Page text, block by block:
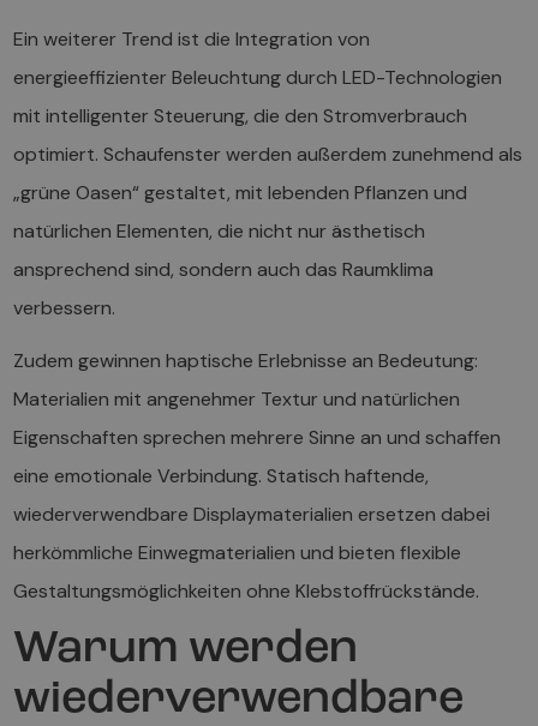
Ein weiterer Trend ist die Integration von
energieeffizienter Beleuchtung durch LED-Technologien
mit intelligenter Steuerung, die den Stromverbrauch
optimiert. Schaufenster werden außerdem zunehmend als
„grüne Oasen“ gestaltet, mit lebenden Pflanzen und
natürlichen Elementen, die nicht nur ästhetisch
ansprechend sind, sondern auch das Raumklima
verbessern.
Zudem gewinnen haptische Erlebnisse an Bedeutung:
Materialien mit angenehmer Textur und natürlichen
Eigenschaften sprechen mehrere Sinne an und schaffen
eine emotionale Verbindung. Statisch haftende,
wiederverwendbare Displaymaterialien ersetzen dabei
herkömmliche Einwegmaterialien und bieten flexible
Gestaltungsmöglichkeiten ohne Klebstoffrückstände.
Warum werden
wiederverwendbare